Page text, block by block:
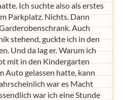
Ich suchte also als erstes
Parkplatz. Nichts. Dann
Auch
stehend, guckte ich in den
Und da lag er. Warum ich
mit in den Kindergarten
Auto gelassen hatte, kann
war es Macht
war ich eine Stunde